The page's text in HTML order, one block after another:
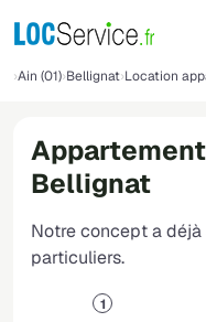
Ain (01) Bellignat Location
Bellignat
Notre concept a
particuliers.